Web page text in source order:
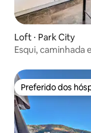
Loft ⋅ Park City
Esqui, caminhada
Preferido dos
Preferido dos